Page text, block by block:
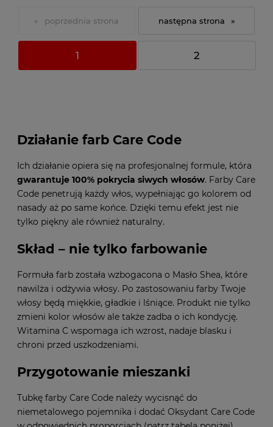
«
1 2
»
Działanie farb Care Code
Ich działanie opiera się na profesjonalnej formule, która
gwarantuje 100% pokrycia siwych włosów. Farby Care
Code penetrują każdy włos, wypełniając go kolorem od
nasady aż po same końce. Dzięki temu efekt jest nie
tylko piękny ale również naturalny.
Skład – nie tylko farbowanie
Formuła farb została wzbogacona o Masło Shea, które
nawilża i odżywia włosy. Po zastosowaniu farby Twoje
włosy będą miękkie, gładkie i lśniące. Produkt nie tylko
zmieni kolor włosów ale także zadba o ich kondycję.
Witamina C wspomaga ich wzrost, nadaje blasku i
chroni przed uszkodzeniami.
Przygotowanie mieszanki
Tubkę farby Care Code należy wycisnąć do
niemetalowego pojemnika i dodać Oksydant Care Code